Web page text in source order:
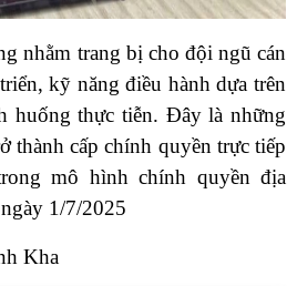
nhằm trang bị cho đội ngũ cán
kỹ năng điều hành dựa trên
huống thực tiễn. Đây là những
thành cấp chính quyền trực tiếp
mô hình chính quyền địa
1/7/2025